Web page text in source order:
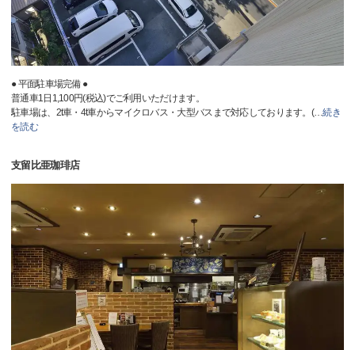
● 平面駐車場完備 ●
普通車1日1,100円(税込)でご利用いただけます。
駐車場は、2t車・4t車からマイクロバス・大型バスまで対応しております。(…続き
を読む
支留比亜珈琲店